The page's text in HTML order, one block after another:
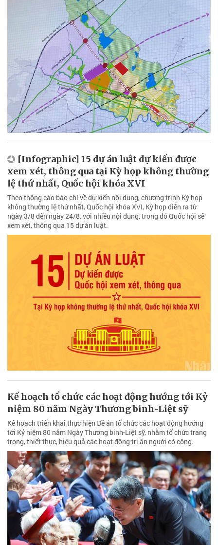
[Infographic] 15 dự án luật dự kiến được
xem xét, thông qua tại Kỳ họp không thường
lệ thứ nhất, Quốc hội khóa XVI
Theo thông cáo báo chí về dự kiến nội dung, chương trình Kỳ họp
không thường lệ thứ nhất, Quốc hội khóa XVI, Kỳ họp diễn ra từ
ngày 3/8 đến ngày 24/8, với nhiều nội dung, trong đó Quốc hội sẽ
xem xét, thông qua 15 dự án luật.
Kế hoạch tổ chức các hoạt động hướng tới Kỷ
niệm 80 năm Ngày Thương binh-Liệt sỹ
Kế hoạch triển khai thực hiện Đề án tổ chức các hoạt động hướng
tới Kỷ niệm 80 năm Ngày Thương binh-Liệt sỹ, nhằm tổ chức trang
trọng, thiết thực, hiệu quả các hoạt động tri ân người có công.